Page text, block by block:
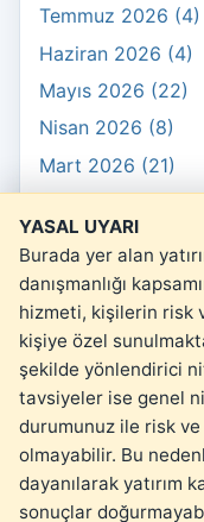
Temmuz 2026 (4)
Haziran 2026 (4)
Mayıs 2026 (22)
Nisan 2026 (8)
Mart 2026 (21)
Ocak 2026 (3)
Yasal Uyarı
YASAL UYARI
Burada yer alan
danışmanlığı
hizmeti, kişilerin risk
kişiye özel
şekilde yönlendirici
tavsiyeler ise genel
durumunuz ile risk
olmayabilir. Bu
dayanılarak yatırım
sonuçlar
© 2026 kartopu.money